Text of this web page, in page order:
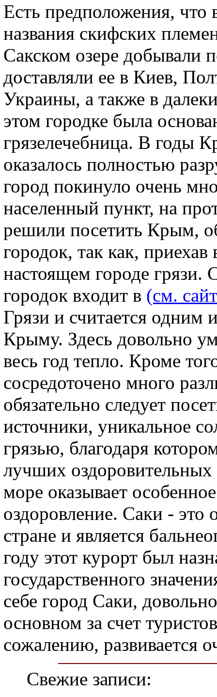
Есть предположения, что
названия скифских
Сакском озере добывали
доставляли ее в Киев,
Украины, а также в
этом городке была
грязелечебница. В годы
оказалось полностью
город покинуло очень
населенный пункт, на
решили посетить Крым,
городок, так как,
настоящем городе грязи.
городок входит в (см.
Грязи и считается одним
Крыму. Здесь довольно
весь год тепло. Кроме
сосредоточено много
обязательно следует
источники, уникальное
грязью, благодаря
лучших
море оказывает
оздоровление. Саки - это
стране и является
году этот курорт был
государственного
себе город Саки,
основном за счет
сожалению, развивается
Свежие записи: